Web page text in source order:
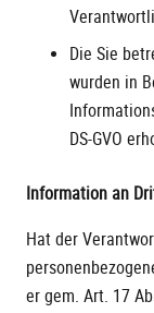
Die Sie
wurden in
DS-GVO
Information an
Hat der
er gem. Art. 17